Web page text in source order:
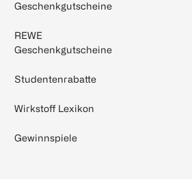
Geschenkgutscheine
REWE
Geschenkgutscheine
Studentenrabatte
Wirkstoff Lexikon
Gewinnspiele